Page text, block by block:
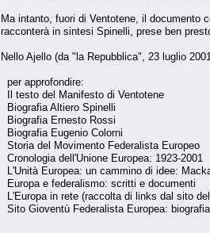
Ma intanto, fuori di Ventotene, il documento
racconterà in sintesi Spinelli, prese ben
Nello Ajello (da "la Repubblica", 23 luglio
per approfondire:
Il testo del Manifesto di Ventotene
Biografia Altiero Spinelli
Biografia Ernesto Rossi
Biografia Eugenio Colorni
Storia del Movimento Federalista Europeo
Cronologia dell'Unione Europea: 1923-2001
L'Unità Europea: un cammino di idee:
Europa e federalismo: scritti e documenti
L'Europa in rete (raccolta di links dal sito
Sito Gioventù Federalista Europea: